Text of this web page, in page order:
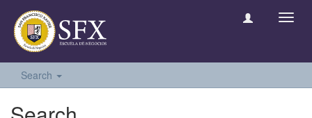
Search